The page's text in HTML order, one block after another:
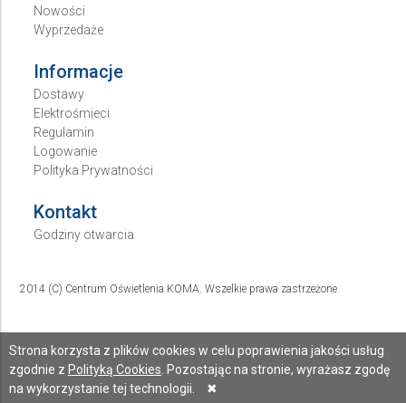
Strona korzysta z plików cookies w celu poprawienia jakości usług
zgodnie z Polityką Cookies . Pozostając na stronie, wyrażasz zgodę
na wykorzystanie tej technologii.
✖
Nowości
Wyprzedaże
Informacje
Dostawy
Elektrośmieci
Regulamin
Logowanie
Polityka Prywatności
Kontakt
Godziny otwarcia
2014 (C) Centrum Oświetlenia KOMA. Wszelkie prawa zastrzeżone